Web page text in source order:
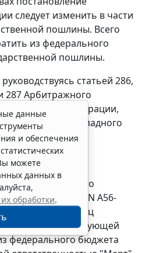
следует изменить в части
пошлины. Всего
из федерального
пошлины.
статьей 286,
287Арбитражного
Российской Федерации,
суд Северо-Западного
арбитражного
по делу N А56-
третий абзац
в следующей
федерального бюджета
данные
и обеспечения
можете
данных в
обработки.